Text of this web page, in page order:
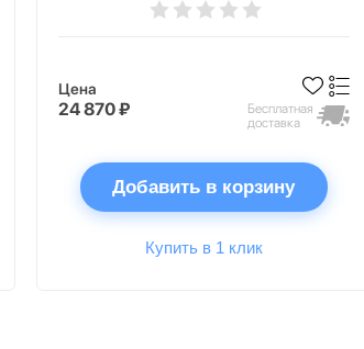
Цена
24 870 ₽
Бесплатная
доставка
Добавить в корзину
Купить в 1 клик